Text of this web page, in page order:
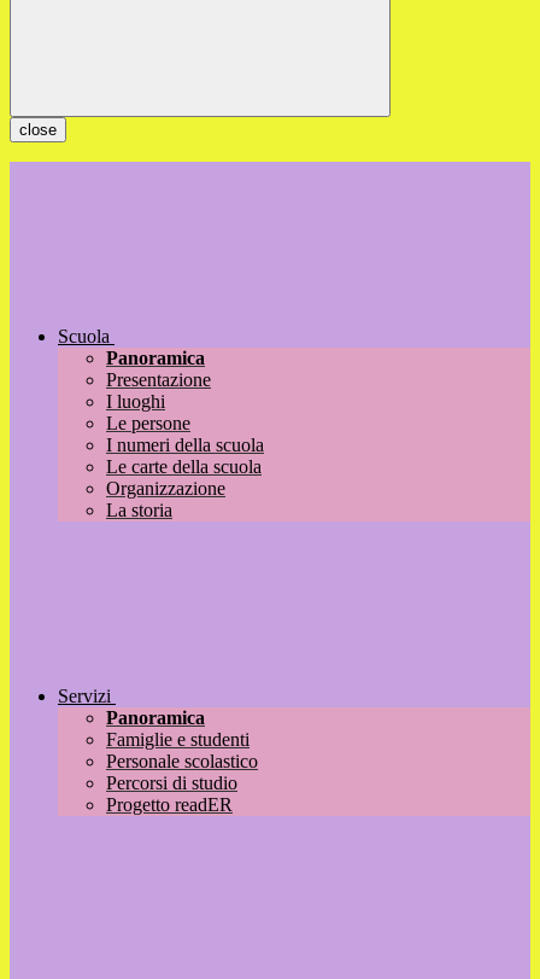
close
Scuola
Panoramica
Presentazione
I luoghi
Le persone
I numeri della scuola
Le carte della scuola
Organizzazione
La storia
Servizi
Panoramica
Famiglie e studenti
Personale scolastico
Percorsi di studio
Progetto readER